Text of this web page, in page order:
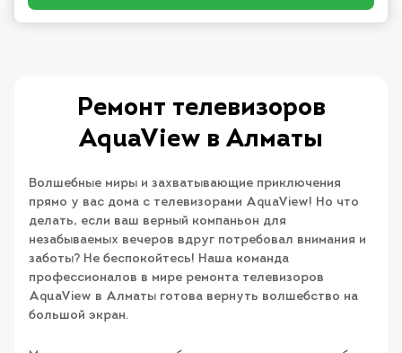
Ремонт телевизоров
AquaView в Алматы
Волшебные миры и захватывающие приключения
прямо у вас дома с телевизорами AquaView! Но что
делать, если ваш верный компаньон для
незабываемых вечеров вдруг потребовал внимания и
заботы? Не беспокойтесь! Наша команда
профессионалов в мире ремонта телевизоров
AquaView в Алматы готова вернуть волшебство на
большой экран.